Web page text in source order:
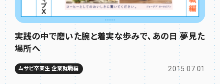
実践の中で磨いた腕と着実な歩みで、あの日 夢見た
場所へ
ムサビ卒業生 企業就職編 2015.07.01